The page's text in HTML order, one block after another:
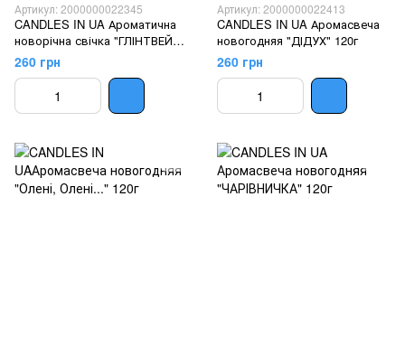
Артикул: 2000000022345
CANDLES IN UA Ароматична
новорічна свічка "ГЛІНТВЕЙН"
120г
260 грн
Артикул: 2000000022413
CANDLES IN UA Аромасвеча
новогодняя "ДІДУХ" 120г
260 грн